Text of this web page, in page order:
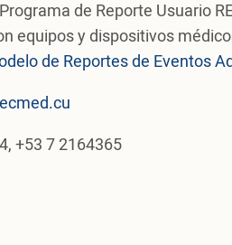
de Reporte Usuario
equipos y dispositivos
de Reportes de Eventos
+53 7 2164365